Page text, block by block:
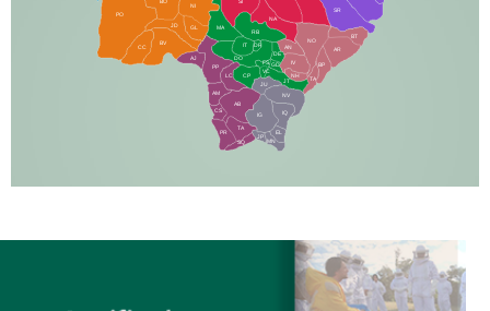
SR
BT
AR
NA
TA
NH
JT
RB
MA
IT
DR
DO
CP
JU
NV
IQ
EL
NI
JD
PO
BV
CC
PP
AJ
LC
AM
AB
JP
CS
PR
TA
SQ
IG
MN
NO
BP
GL
AN
IV
FS
VC
GD
DE